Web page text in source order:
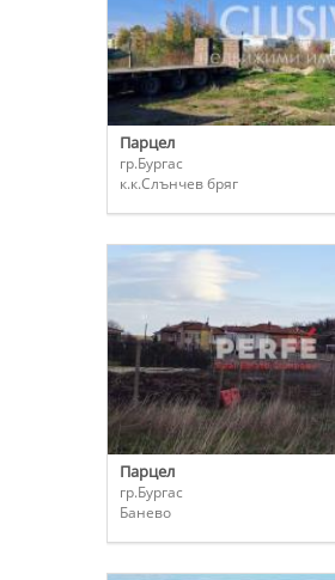
Парцел
гр.Бургас
к.к.Слънчев бряг
Парцел
гр.Бургас
Банево